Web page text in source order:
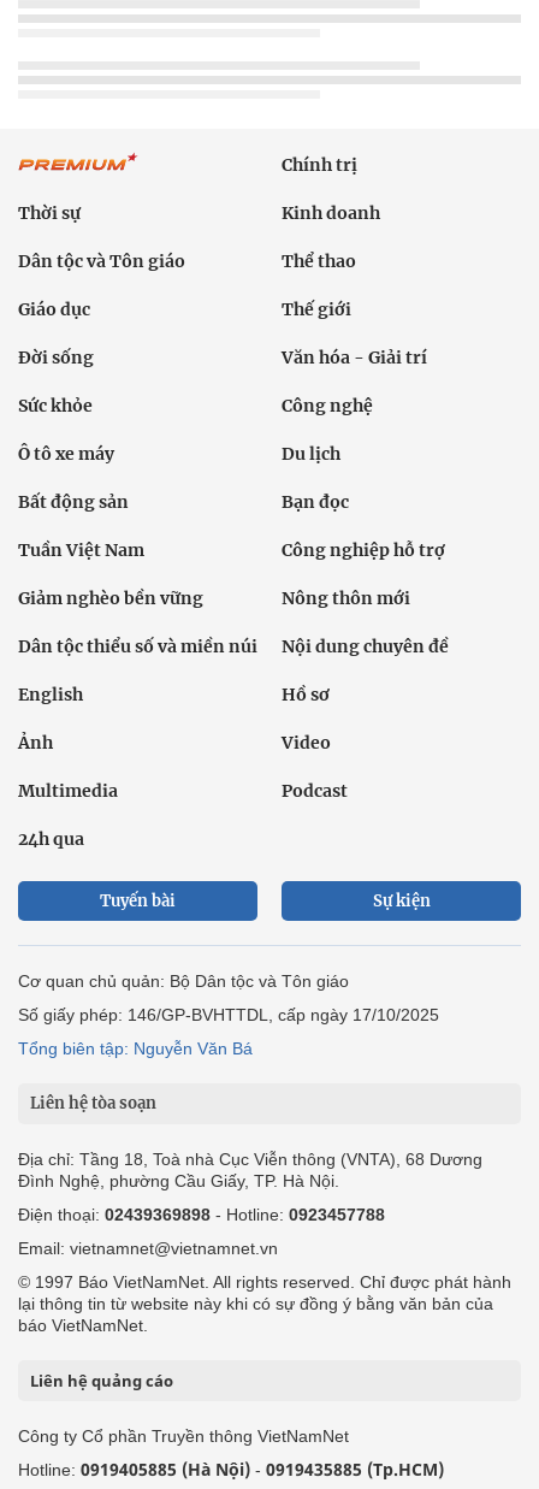
Chính trị
Thời sự Kinh doanh
Dân tộc và Tôn giáo Thể thao
Giáo dục Thế giới
Đời sống Văn hóa - Giải trí
Sức khỏe Công nghệ
Ô tô xe máy Du lịch
Bất động sản Bạn đọc
Tuần Việt Nam Công nghiệp hỗ trợ
Giảm nghèo bền vững Nông thôn mới
Dân tộc thiểu số và miền núi Nội dung chuyên đề
English Hồ sơ
Ảnh Video
Multimedia Podcast
24h qua
Tuyến bài Sự kiện
Cơ quan chủ quản: Bộ Dân tộc và Tôn giáo
Số giấy phép: 146/GP-BVHTTDL, cấp ngày 17/10/2025
Tổng biên tập: Nguyễn Văn Bá
Liên hệ tòa soạn
Địa chỉ: Tầng 18, Toà nhà Cục Viễn thông (VNTA), 68 Dương
Đình Nghệ, phường Cầu Giấy, TP. Hà Nội.
Điện thoại: 02439369898 - Hotline: 0923457788
Email: vietnamnet@vietnamnet.vn
© 1997 Báo VietNamNet. All rights reserved. Chỉ được phát hành
lại thông tin từ website này khi có sự đồng ý bằng văn bản của
báo VietNamNet.
Liên hệ quảng cáo
Công ty Cổ phần Truyền thông VietNamNet
Hotline: 0919405885 (Hà Nội) - 0919435885 (Tp.HCM)